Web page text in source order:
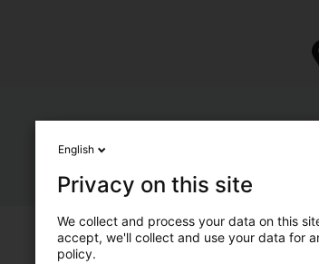
English
Privacy on this site
We collect and process your data on this
accept, we'll collect and use your data for
policy.